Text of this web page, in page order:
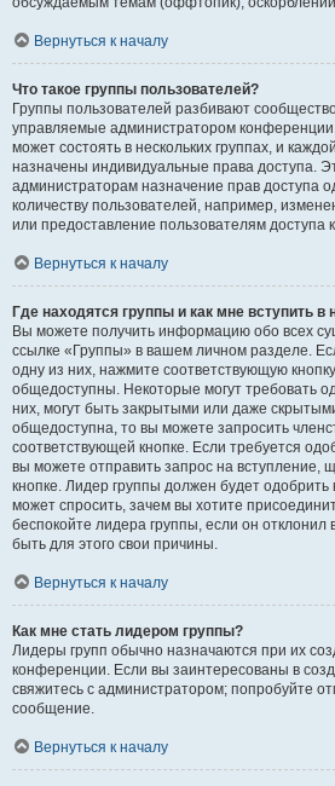
Вернуться к началу
Что такое группы пользователей?
Группы пользователей разбивают
управляемые администратором
может состоять в нескольких группах, и
назначены индивидуальные права доступа.
администраторам назначение прав доступа
количеству пользователей, например,
или предоставление пользователям
Вернуться к началу
Где находятся группы и как мне вступить в
Вы можете получить информацию обо всех
ссылке «Группы» в вашем личном разделе.
одну из них, нажмите соответствующую
общедоступны. Некоторые могут требовать
них, могут быть закрытыми или даже
общедоступна, то вы можете запросить
соответствующей кнопке. Если требуется
вы можете отправить запрос на вступление,
кнопке. Лидер группы должен будет одобрить
может спросить, зачем вы хотите
беспокойте лидера группы, если он отклонил
быть для этого свои причины.
Вернуться к началу
Как мне стать лидером группы?
Лидеры групп обычно назначаются при их
конференции. Если вы заинтересованы в
свяжитесь с администратором; попробуйте
сообщение.
Вернуться к началу